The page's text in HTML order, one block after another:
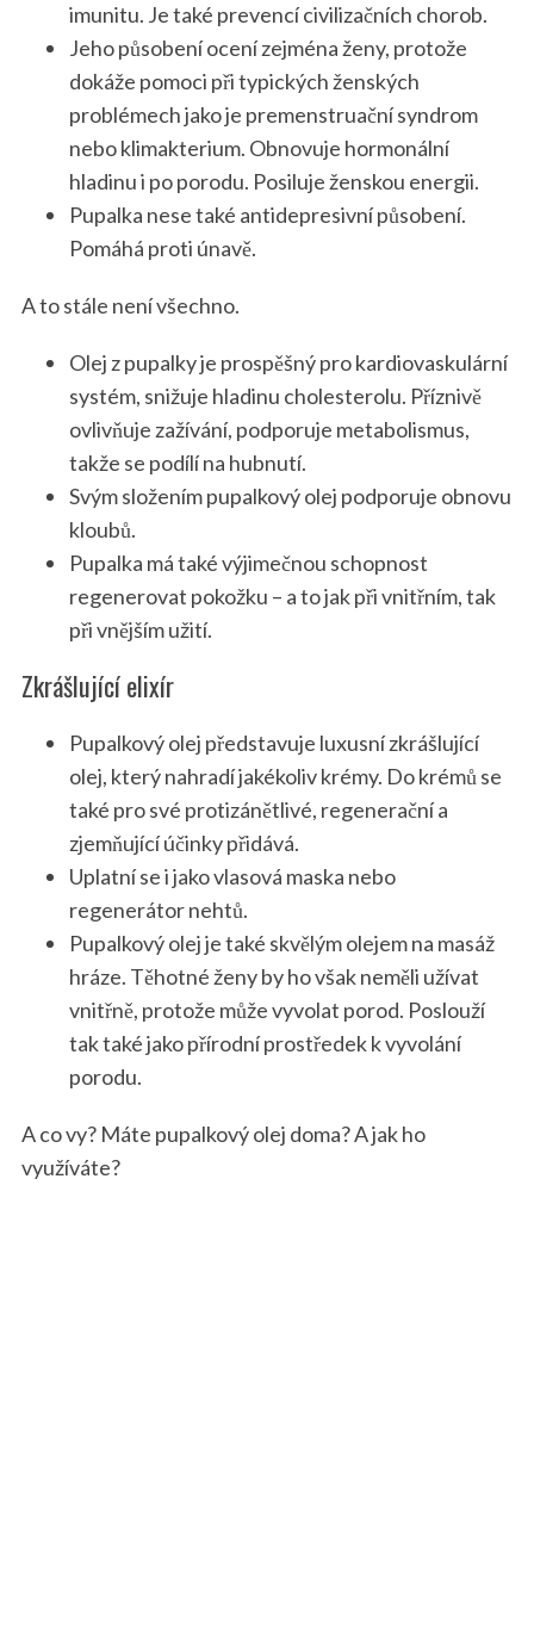
imunitu. Je také prevencí civilizačních chorob.
Jeho působení ocení zejména ženy, protože
dokáže pomoci při typických ženských
problémech jako je premenstruační syndrom
nebo klimakterium. Obnovuje hormonální
hladinu i po porodu. Posiluje ženskou energii.
Pupalka nese také antidepresivní působení.
Pomáhá proti únavě.
A to stále není všechno.
Olej z pupalky je prospěšný pro kardiovaskulární
systém, snižuje hladinu cholesterolu. Příznivě
ovlivňuje zažívání, podporuje metabolismus,
takže se podílí na hubnutí.
Svým složením pupalkový olej podporuje obnovu
kloubů.
Pupalka má také výjimečnou schopnost
regenerovat pokožku – a to jak při vnitřním, tak
při vnějším užití.
Zkrášlující elixír
Pupalkový olej představuje luxusní zkrášlující
olej, který nahradí jakékoliv krémy. Do krémů se
také pro své protizánětlivé, regenerační a
zjemňující účinky přidává.
Uplatní se i jako vlasová maska nebo
regenerátor nehtů.
Pupalkový olej je také skvělým olejem na masáž
hráze. Těhotné ženy by ho však neměli užívat
vnitřně, protože může vyvolat porod. Poslouží
tak také jako přírodní prostředek k vyvolání
porodu.
A co vy? Máte pupalkový olej doma? A jak ho
využíváte?